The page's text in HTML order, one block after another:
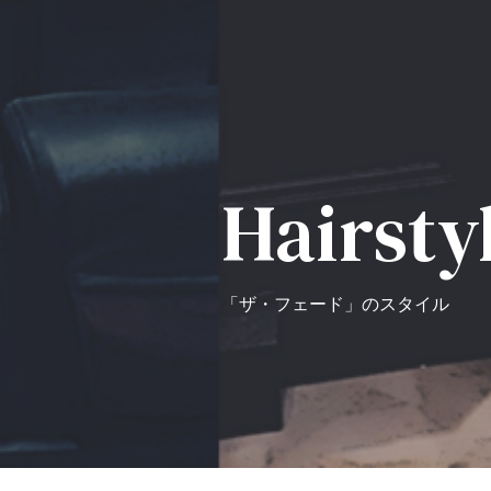
「ザ・フェード」のスタイル